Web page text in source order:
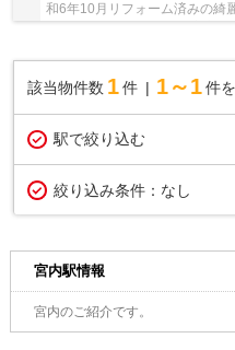
和6年10月リフォーム済みの綺
該当物件数 1件 1～1 件
駅で絞り込む
絞り込み条件： なし
宮内駅情報
宮内のご紹介です。